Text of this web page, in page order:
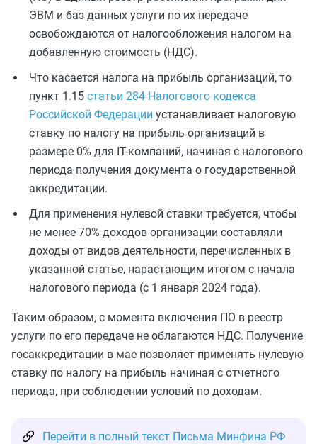
ЭВМ и баз данных услуги по их передаче
освобождаются от налогообложения налогом на
добавленную стоимость (НДС).
Что касается налога на прибыль организаций, то
пункт 1.15 статьи 284 Налогового кодекса
Российской Федерации устанавливает налоговую
ставку по налогу на прибыль организаций в
размере 0% для IT-компаний, начиная с налогового
периода получения документа о государственной
аккредитации.
Для применения нулевой ставки требуется, чтобы
не менее 70% доходов организации составляли
доходы от видов деятельности, перечисленных в
указанной статье, нарастающим итогом с начала
налогового периода (с 1 января 2024 года).
Таким образом, с момента включения ПО в реестр
услуги по его передаче не облагаются НДС. Получение
госаккредитации в мае позволяет применять нулевую
ставку по налогу на прибыль начиная с отчетного
периода, при соблюдении условий по доходам.
Перейти в полный текст Письма Минфина РФ